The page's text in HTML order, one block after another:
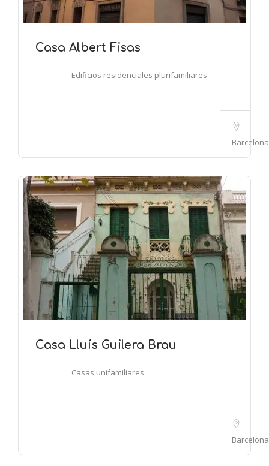
Casa Albert Fisas
Edificios residenciales plurifamiliares
Barcelona
Casa Lluís Guilera Brau
Casas unifamiliares
Barcelona